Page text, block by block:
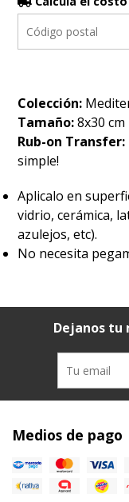
Colección:
Tamaño:8x30 cm
Rub-on Transfer:
simple!
Aplicalo en
vidrio, cerámica,
azulejos, etc).
No necesita
Dejanos tu
Medios de pago